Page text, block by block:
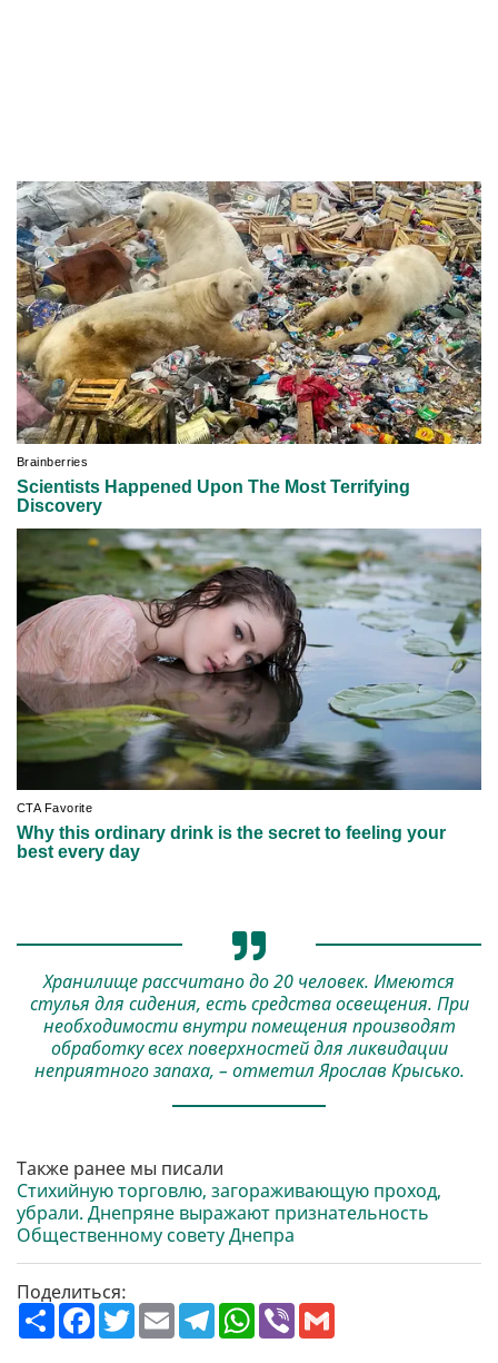
Хранилище рассчитано до 20 человек. Имеются
стулья для сидения, есть средства освещения. При
необходимости внутри помещения производят
обработку всех поверхностей для ликвидации
неприятного запаха, – отметил Ярослав Крысько.
Также ранее мы писали
Стихийную торговлю, загораживающую проход,
убрали. Днепряне выражают признательность
Общественному совету Днепра
Поделиться:
П
о
ш
F
a
c
T
w
E
m
a
T
e
W
h
a
V
b